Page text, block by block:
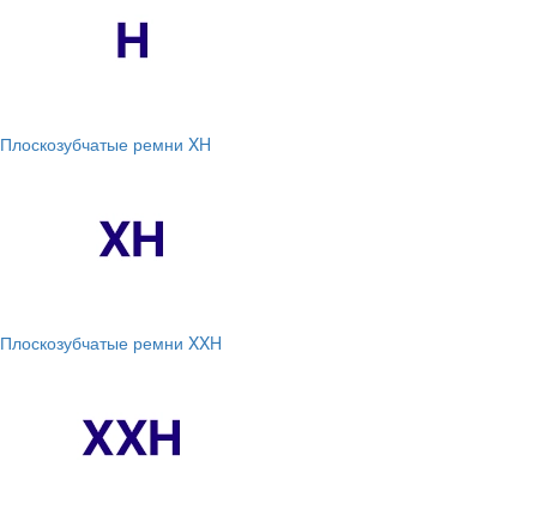
Плоскозубчатые ремни XH
Плоскозубчатые ремни XXH